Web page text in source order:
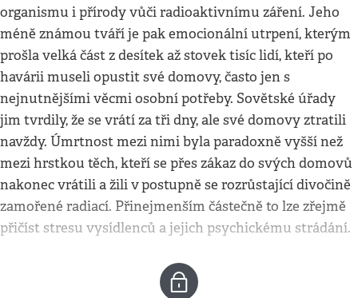
organismu i přírody vůči radioaktivnímu záření. Jeho
méně známou tváří je pak emocionální utrpení, kterým
prošla velká část z desítek až stovek tisíc lidí, kteří po
havárii museli opustit své domovy, často jen s
nejnutnějšími věcmi osobní potřeby. Sovětské úřady
jim tvrdily, že se vrátí za tři dny, ale své domovy ztratili
navždy. Úmrtnost mezi nimi byla paradoxně vyšší než
mezi hrstkou těch, kteří se přes zákaz do svých domovů
nakonec vrátili a žili vpostupně se rozrůstající divočině
zamořené radiací. Přinejmenším částečně to lze zřejmě
přičíst stresu vysídlenců a jejich psychickému strádání.